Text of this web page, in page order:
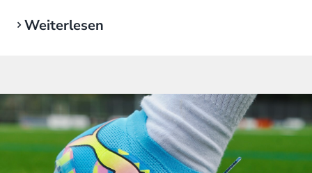
Weiterlesen